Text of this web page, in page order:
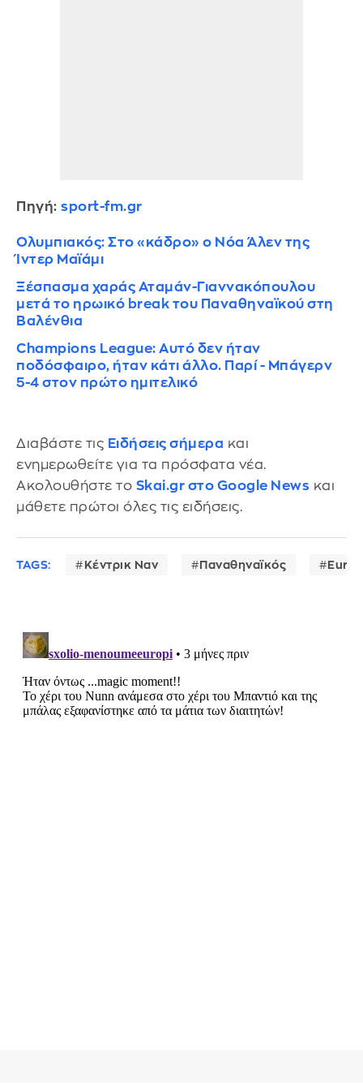
Πηγή: sport-fm.gr
Ολυμπιακός: Στο «κάδρο» ο Νόα Άλεν της
Ίντερ Μαϊάμι
Ξέσπασμα χαράς Αταμάν-Γιαννακόπουλου
μετά το ηρωικό break του Παναθηναϊκού στη
Βαλένθια
Champions League: Αυτό δεν ήταν
ποδόσφαιρο, ήταν κάτι άλλο. Παρί - Μπάγερν
5-4 στον πρώτο ημιτελικό
Διαβάστε τις Ειδήσεις σήμερα και
ενημερωθείτε για τα πρόσφατα νέα.
Ακολουθήστε το Skai.gr στο Google News και
μάθετε πρώτοι όλες τις ειδήσεις.
TAGS: Κέντρικ Ναν Παναθηναϊκός